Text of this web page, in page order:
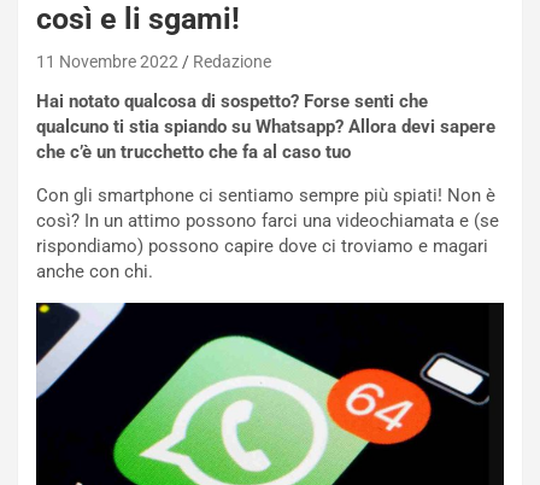
così e li sgami!
11 Novembre 2022 Redazione
Hai notato qualcosa di sospetto? Forse senti che
qualcuno ti stia spiando su Whatsapp? Allora devi sapere
che c’è un trucchetto che fa al caso tuo
Con gli smartphone ci sentiamo sempre più spiati! Non è
così? In un attimo possono farci una videochiamata e (se
rispondiamo) possono capire dove ci troviamo e magari
anche con chi.